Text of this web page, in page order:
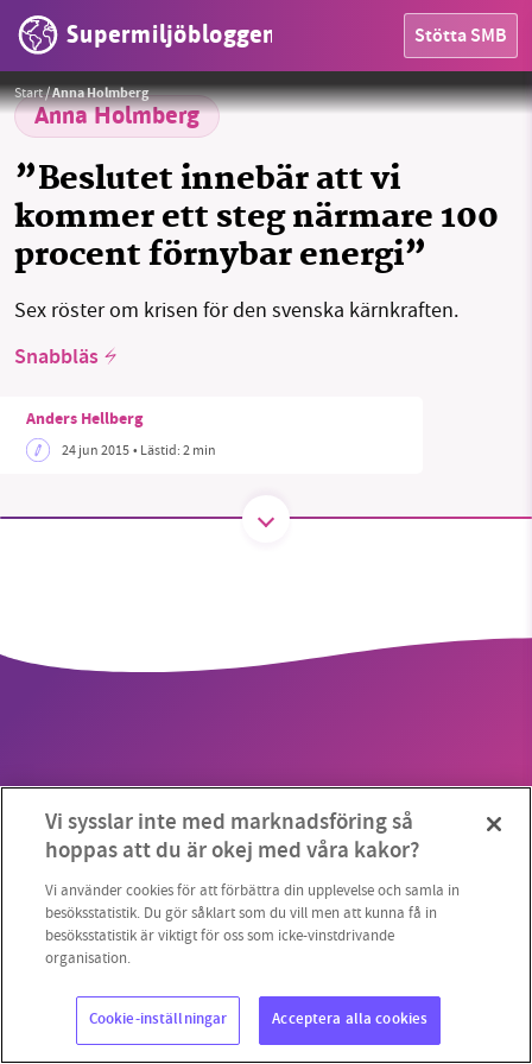
Supermiljöbloggen Stötta SMB
OMRÅDEN
MILJÖFAKTA
OM OSS
Sök Sparade inlägg Tipsa oss
Threads
Start/Anna Holmberg
Anna Holmberg
”Beslutet innebär att vi
kommer ett steg närmare 100
procent förnybar energi”
Sex röster om krisen för den svenska kärnkraften.
Snabbläs
Anders Hellberg
24 jun 2015• Lästid:2 min
Copyright 2023 © Supermiljöbloggen Cookieinställningar
starten 2010 har vår ideella redaktion drivit
vill hjälpa oss.
Stötta vårt arbete genom att swisha en slant till
1231368703
Läs vad vi vill göra
Vi sysslar inte med marknadsföring så
hoppas att du är okej med våra kakor?
Vi använder cookies för att förbättra din upplevelse och samla in
besöksstatistik. Du gör såklart som du vill men att kunna få in
besöksstatistik är viktigt för oss som icke-vinstdrivande
organisation.
Cookie-inställningar Acceptera alla cookies